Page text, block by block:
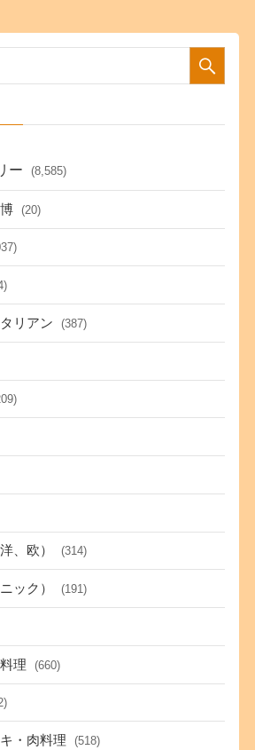
ー (8,585)
(20)
リアン (387)
、欧） (314)
ック） (191)
理 (660)
・肉料理 (518)